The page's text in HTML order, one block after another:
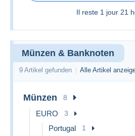
Il reste 1 jour 21
Münzen & Banknoten
9 Artikel gefunden Alle Artikel
Münzen 8
EURO 3
Portugal 1